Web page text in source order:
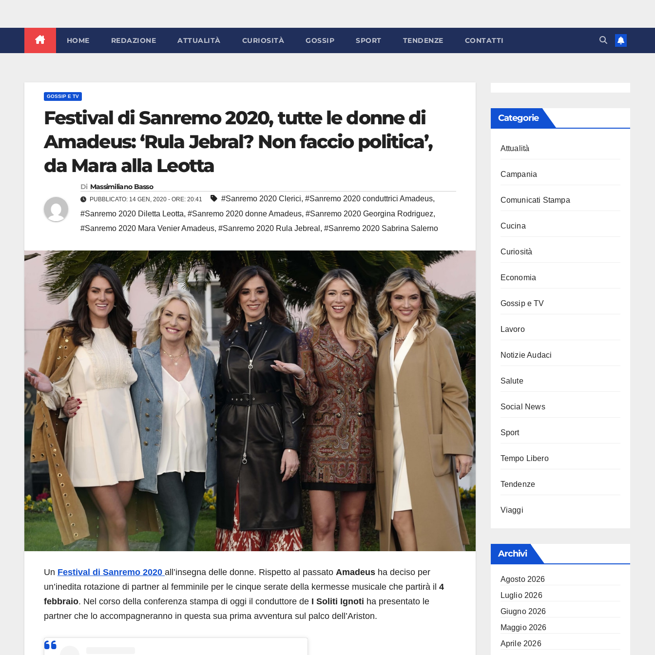
HOME REDAZIONE ATTUALITÀ CURIOSITÀ GOSSIP SPORT TENDENZE CONTATTI
GOSSIP E TV
Festival di Sanremo 2020, tutte le donne di
Amadeus: ‘Rula Jebral? Non faccio politica’,
da Mara alla Leotta
Di Massimiliano Basso
PUBBLICATO: 14 GEN, 2020 - ORE: 20:41 #Sanremo 2020 Clerici, #Sanremo 2020 conduttrici Amadeus,
#Sanremo 2020 Diletta Leotta, #Sanremo 2020 donne Amadeus, #Sanremo 2020 Georgina Rodriguez,
#Sanremo 2020 Mara Venier Amadeus, #Sanremo 2020 Rula Jebreal , #Sanremo 2020 Sabrina Salerno
Un Festival di Sanremo 2020 all’insegna delle donne. Rispetto al passato Amadeus ha deciso per
un’inedita rotazione di partner al femminile per le cinque serate della kermesse musicale che partirà il 4
febbraio. Nel corso della conferenza stampa di oggi il conduttore de I Soliti Ignoti ha presentato le
partner che lo accompagneranno in questa sua prima avventura sul palco dell’Ariston.
Categorie
Attualità
Campania
Comunicati Stampa
Cucina
Curiosità
Economia
Gossip e TV
Lavoro
Notizie Audaci
Salute
Social News
Sport
Tempo Libero
Tendenze
Viaggi
Archivi
Agosto 2026
Luglio 2026
Giugno 2026
Maggio 2026
Aprile 2026